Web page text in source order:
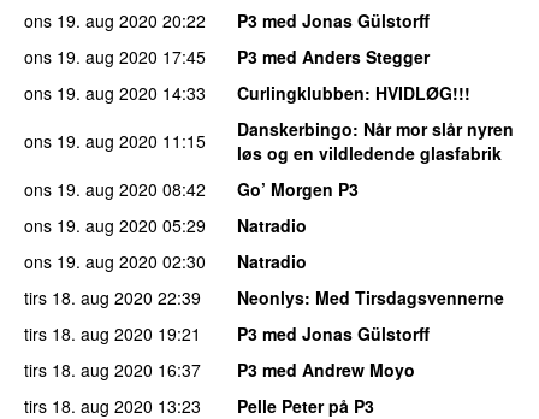
ons 19. aug 2020 20:22
P3 med Jonas Gülstorff
ons 19. aug 2020 17:45
P3 med Anders Stegger
ons 19. aug 2020 14:33 Curlingklubben: HVIDLØG!!!
ons 19. aug 2020 11:15 Danskerbingo: Når mor slår nyren
løs og en vildledende glasfabrik
ons 19. aug 2020 08:42
Go’ Morgen P3
ons 19. aug 2020 05:29
Natradio
ons 19. aug 2020 02:30
Natradio
tirs 18. aug 2020 22:39 Neonlys: Med Tirsdagsvennerne
tirs 18. aug 2020 19:21
P3 med Jonas Gülstorff
tirs 18. aug 2020 16:37
P3 med Andrew Moyo
tirs 18. aug 2020 13:23 Pelle Peter på P3